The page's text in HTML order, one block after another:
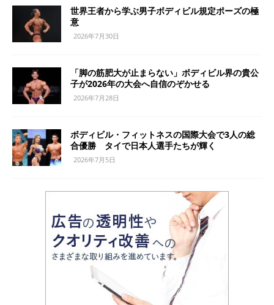
世界王者から学ぶ男子ボディビル規定ポーズの極
意
2026年7月30日
「脚の筋肥大が止まらない」ボディビル界の貴公
子が2026年の大会へ自信のぞかせる
2026年7月28日
ボディビル・フィットネスの国際大会で3人の総
合優勝 タイで日本人選手たちが輝く
2026年7月5日